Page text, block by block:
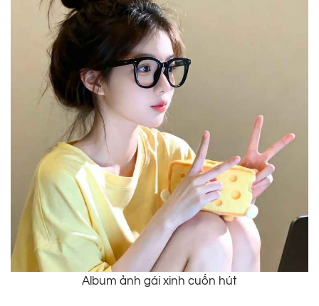
Album ảnh gái xinh cuốn hút